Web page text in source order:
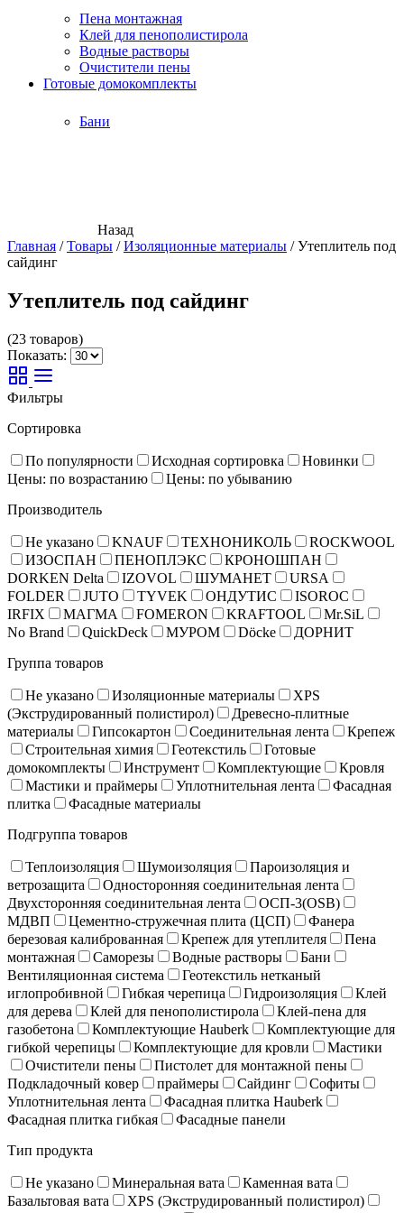
Пена монтажная
Клей для пенополистирола
Водные растворы
Очистители пены
Готовые домокомплекты
Бани
Назад
Главная /Товары /Изоляционные материалы /Утеплитель под
сайдинг
Утеплитель под сайдинг
(23 товаров)
Показать:
Фильтры
Сортировка
По популярности Исходная сортировка
Новинки
Цены: по возрастанию
Цены: по убыванию
Производитель
Не указано KNAUF ТЕХНОНИКОЛЬ
ROCKWOOL
ИЗОСПАН
ПЕНОПЛЭКС
КРОНОШПАН
DORKEN Delta
IZOVOL ШУМАНЕТ
URSA
FOLDER
JUTO TYVEK ОНДУТИС
ISOROC
IRFIX
МАГМА FOMERON KRAFTOOL
Mr.SiL
No Brand
QuickDeck МУРОМ Döcke
ДОРНИТ
Группа товаров
Не указано Изоляционные материалы
XPS
(Экструдированный полистирол)
Древесно-плитные
материалы
Гипсокартон Соединительная лента
Крепеж
Строительная химия
Геотекстиль
Готовые
домокомплекты
Инструмент Комплектующие
Кровля
Мастики и праймеры
Уплотнительная лента
Фасадная
плитка
Фасадные материалы
Подгруппа товаров
Теплоизоляция Шумоизоляция
Пароизоляция и
ветрозащита
Односторонняя соединительная лента
Двухсторонняя соединительная лента
ОСП-3(OSB)
МДВП
Цементно-стружечная плита (ЦСП)
Фанера
березовая калиброванная
Крепеж для утеплителя
Пена
монтажная
Саморезы Водные растворы
Бани
Вентиляционная система
Геотекстиль нетканый
иглопробивной
Гибкая черепица Гидроизоляция
Клей
для дерева
Клей для пенополистирола
Клей-пена для
газобетона
Комплектующие Hauberk
Комплектующие для
гибкой черепицы
Комплектующие для кровли
Мастики
Очистители пены
Пистолет для монтажной пены
Подкладочный ковер
праймеры Сайдинг
Софиты
Уплотнительная лента
Фасадная плитка Hauberk
Фасадная плитка гибкая
Фасадные панели
Тип продукта
Не указано Минеральная вата
Каменная вата
Базальтовая вата
XPS (Экструдированный полистирол)